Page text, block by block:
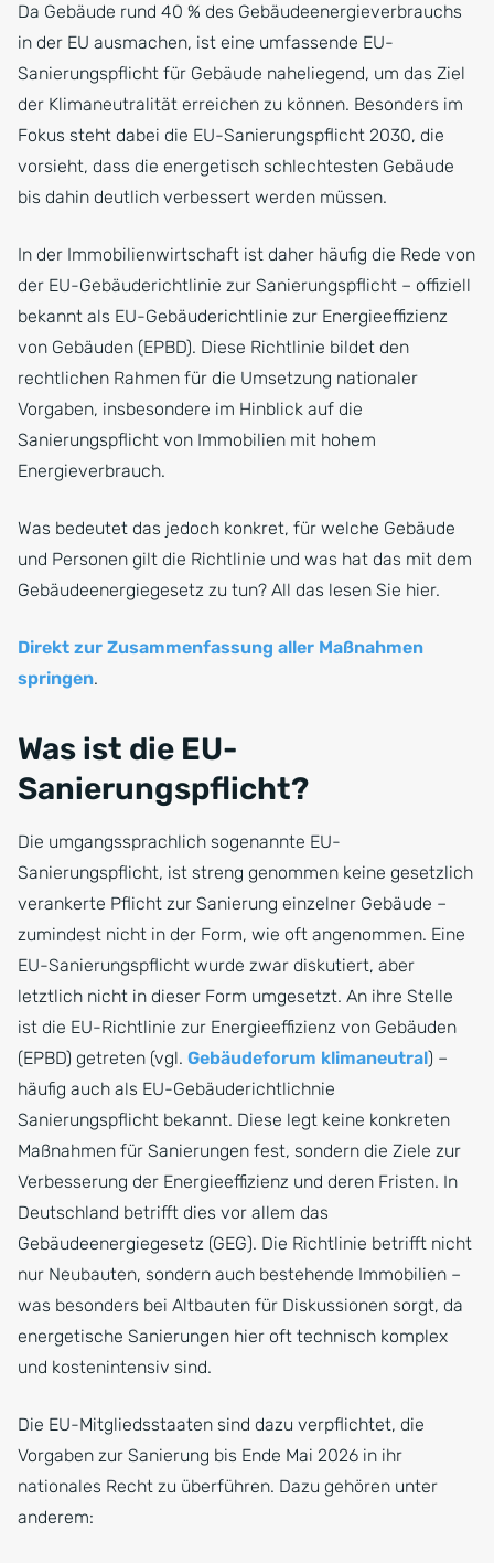
Da Gebäude rund 40 % des Gebäudeenergieverbrauchs
in der EU ausmachen, ist eine umfassende EU-
Sanierungspflicht für Gebäude naheliegend, um das Ziel
der Klimaneutralität erreichen zu können. Besonders im
Fokus steht dabei die EU-Sanierungspflicht 2030, die
vorsieht, dass die energetisch schlechtesten Gebäude
bis dahin deutlich verbessert werden müssen.
In der Immobilienwirtschaft ist daher häufig die Rede von
der EU-Gebäuderichtlinie zur Sanierungspflicht – offiziell
bekannt als EU-Gebäuderichtlinie zur Energieeffizienz
von Gebäuden (EPBD). Diese Richtlinie bildet den
rechtlichen Rahmen für die Umsetzung nationaler
Vorgaben, insbesondere im Hinblick auf die
Sanierungspflicht von Immobilien mit hohem
Energieverbrauch.
Was bedeutet das jedoch konkret, für welche Gebäude
und Personen gilt die Richtlinie und was hat das mit dem
Gebäudeenergiegesetz zu tun? All das lesen Sie hier.
Direkt zur Zusammenfassung aller Maßnahmen
springen.
Was ist die EU-
Sanierungspflicht?
Die umgangssprachlich sogenannte EU-
Sanierungspflicht, ist streng genommen keine gesetzlich
verankerte Pflicht zur Sanierung einzelner Gebäude –
zumindest nicht in der Form, wie oft angenommen. Eine
EU-Sanierungspflicht wurde zwar diskutiert, aber
letztlich nicht in dieser Form umgesetzt. An ihre Stelle
ist die EU-Richtlinie zur Energieeffizienz von Gebäuden
(EPBD) getreten (vgl. Gebäudeforum klimaneutral) –
häufig auch als EU-Gebäuderichtlichnie
Sanierungspflicht bekannt. Diese legt keine konkreten
Maßnahmen für Sanierungen fest, sondern die Ziele zur
Verbesserung der Energieeffizienz und deren Fristen. In
Deutschland betrifft dies vor allem das
Gebäudeenergiegesetz (GEG). Die Richtlinie betrifft nicht
nur Neubauten, sondern auch bestehende Immobilien –
was besonders bei Altbauten für Diskussionen sorgt, da
energetische Sanierungen hier oft technisch komplex
und kostenintensiv sind.
Die EU-Mitgliedsstaaten sind dazu verpflichtet, die
Vorgaben zur Sanierung bis Ende Mai 2026 in ihr
nationales Recht zu überführen. Dazu gehören unter
anderem: